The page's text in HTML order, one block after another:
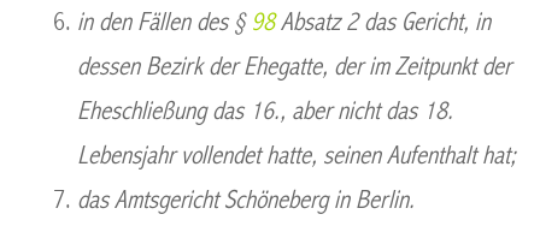
in den Fällen des § 98Absatz 2 das Gericht, in
dessen Bezirk der Ehegatte, der im Zeitpunkt der
Eheschließung das 16., aber nicht das 18.
Lebensjahr vollendet hatte, seinen Aufenthalt hat;
das Amtsgericht Schöneberg in Berlin.